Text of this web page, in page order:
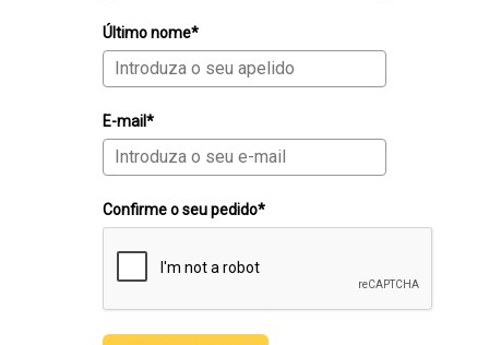
Último nome*
E-mail*
Confirme o seu pedido*